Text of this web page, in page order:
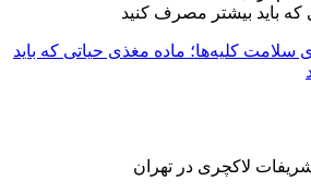
سلامت کلیه‌ها؛ ماده مغذی حیاتی که باید